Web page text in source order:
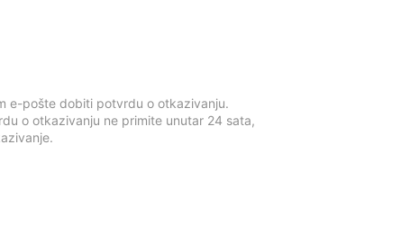
e-pošte dobiti potvrdu o otkazivanju.
o otkazivanju ne primite unutar 24 sata,